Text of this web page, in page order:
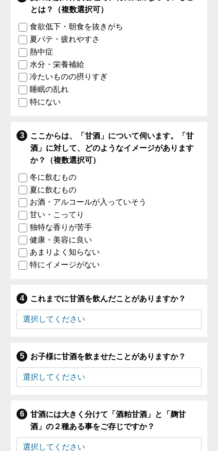
とは？（複数選択可）
食欲低下・朝食を抜きがち
夏バテ・疲れやすさ
熱中症
水分・栄養補給
冷たいものの摂りすぎ
睡眠の乱れ
特にない
ここからは、「甘酒」について伺います。「甘
酒」に対して、どのようなイメージがあります
か？（複数選択可）
冬に飲むもの
夏に飲むもの
お酒・アルコールが入っていそう
甘い・こってり
独特な香りが苦手
健康・美容に良い
あまりよく知らない
特にイメージがない
これまでに甘酒を飲んだことがありますか？
お子様に甘酒を飲ませたことがありますか？
甘酒には大きく分けて「酒粕甘酒」と「麹甘
酒」の２種ある事をご存じですか？